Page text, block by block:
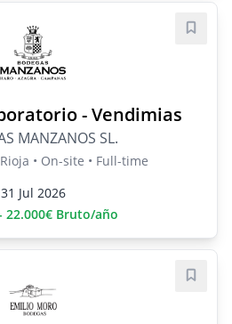
- Vendimias
MANZANOS SL.
• On-site • Full-time
31 Jul 2026
22.000€ Bruto/año
Save
Save